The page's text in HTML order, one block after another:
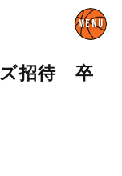
ズ招待 卒